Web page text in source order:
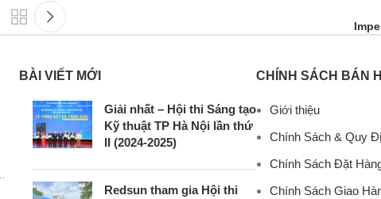
BÀI VIẾT MỚI
Giải nhất – Hội thi Sáng tạo
Kỹ thuật TP Hà Nội lần thứ
II (2024-2025)
Redsun tham gia Hội thi
CHÍNH SÁCH BÁN
Giới thiệu
Chính Sách & Quy
Chính Sách Đặt
Chính Sách Giao